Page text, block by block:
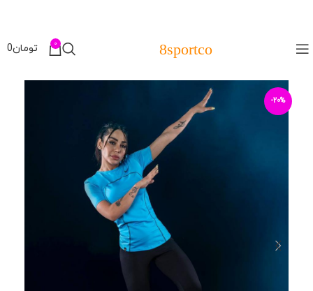
8sportco
0 تومان0
-20%